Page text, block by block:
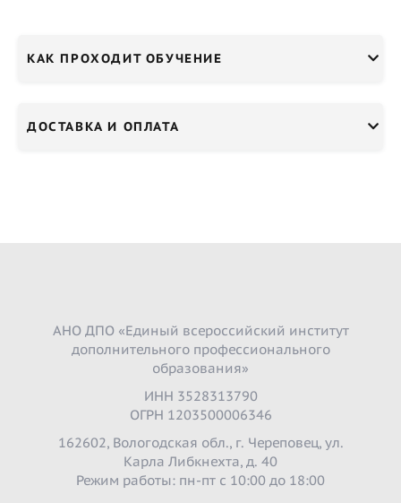
КАК ПРОХОДИТ ОБУЧЕНИЕ
ДОСТАВКА И ОПЛАТА
АНО ДПО «Единый всероссийский институт
дополнительного профессионального
образования»
ИНН 3528313790
ОГРН 1203500006346
162602, Вологодская обл., г. Череповец, ул.
Карла Либкнехта, д. 40
Режим работы: пн-пт с 10:00 до 18:00